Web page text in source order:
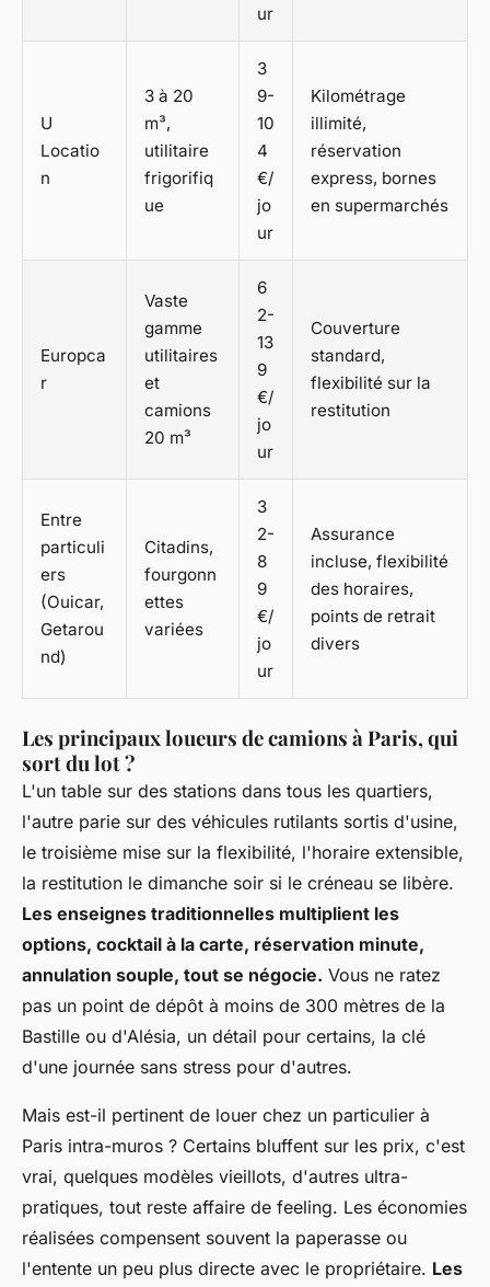
ur
U
Locatio
n
3 à 20
m³,
utilitaire
frigorifiq
ue
3
9-
10
4
€/
jo
ur
Kilométrage
illimité,
réservation
express, bornes
en supermarchés
Europca
r
Vaste
gamme
utilitaires
et
camions
20 m³
6
2-
13
9
€/
jo
ur
Couverture
standard,
flexibilité sur la
restitution
Entre
particuli
ers
(Ouicar,
Getarou
nd)
Citadins,
fourgonn
ettes
variées
3
2-
8
9
€/
jo
ur
Assurance
incluse, flexibilité
des horaires,
points de retrait
divers
Les principaux loueurs de camions à Paris, qui
sort du lot ?
L'un table sur des stations dans tous les quartiers,
l'autre parie sur des véhicules rutilants sortis d'usine,
le troisième mise sur la flexibilité, l'horaire extensible,
la restitution le dimanche soir si le créneau se libère.
Les enseignes traditionnelles multiplient les
options, cocktail à la carte, réservation minute,
annulation souple, tout se négocie. Vous ne ratez
pas un point de dépôt à moins de 300 mètres de la
Bastille ou d'Alésia, un détail pour certains, la clé
d'une journée sans stress pour d'autres.
Mais est-il pertinent de louer chez un particulier à
Paris intra-muros ? Certains bluffent sur les prix, c'est
vrai, quelques modèles vieillots, d'autres ultra-
pratiques, tout reste affaire de feeling. Les économies
réalisées compensent souvent la paperasse ou
l'entente un peu plus directe avec le propriétaire. Les